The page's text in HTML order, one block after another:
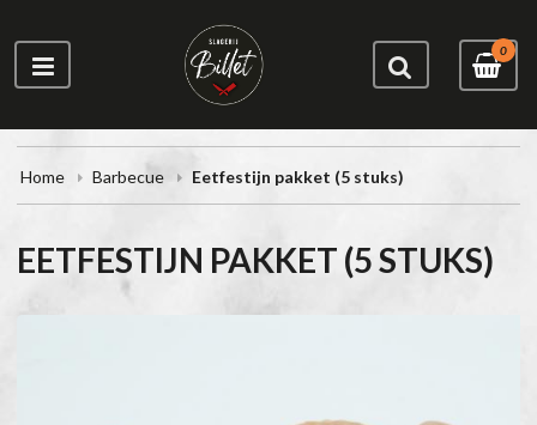
0
Home Barbecue Eetfestijn pakket (5 stuks)
EETFESTIJN PAKKET (5 STUKS)